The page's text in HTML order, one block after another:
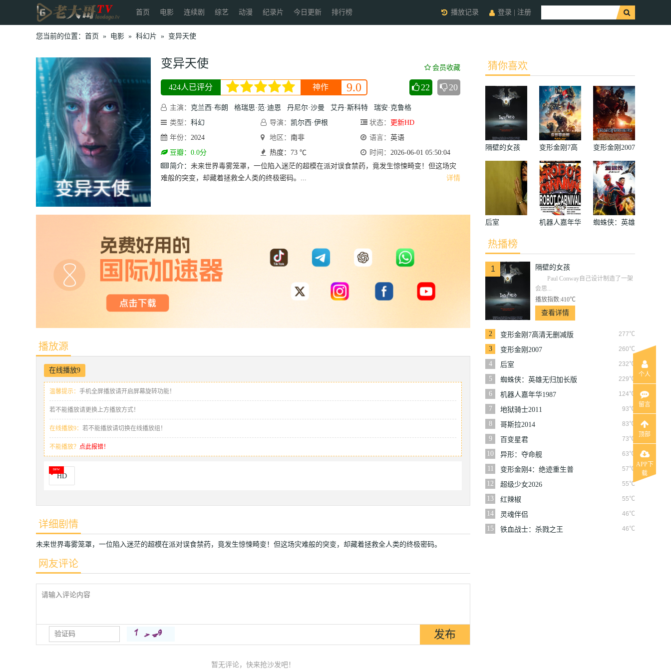
首页 电影 连续剧 综艺 动漫 纪录片 今日更新 排行榜 登录 注册
播放记录
您当前的位置： 首页 » 电影 » 科幻片 » 变异天使
变异天使 会员收藏
424人已评分 神作 9.0 22 20
主演： 克兰西·布朗 格瑞思·范·迪恩 丹尼尔·沙曼 艾丹·斯科特
瑞安·克鲁格
类型： 科幻 导演： 凯尔西·伊根 状态：
更新HD
年份： 2024 地区： 南非 语言： 英语
豆瓣：0.0分
热度：73 ℃ 时间： 2026-06-01 05:50:04
简介：
详情
未来世界毒雾笼罩，一位陷入迷茫的超模在派对误食禁药，竟发生惊悚畸变！但这场灾
难般的突变，却藏着拯救全人类的终极密码。...
播放源
在线播放9
温馨提示： 手机全屏播放请开启屏幕旋转功能！
若不能播放请更换上方播放方式！
在线播放9： 若不能播放请切换在线播放组！
不能播放？ 点此报错！
HD
详细剧情
未来世界毒雾笼罩，一位陷入迷茫的超模在派对误食禁药，竟发生惊悚畸变！但这场灾难般的突变，却藏着拯救全人类的终极密码。
网友评论
暂无评论，快来抢沙发吧！
猜你喜欢
隔壁的女孩
变形金刚7高
清无删减版
变形金刚2007
后室
机器人嘉年华
蜘蛛侠：英雄
热播榜
1 隔壁的女孩
Paul Conway自己设计制造了一架
会思...
播放指数:410℃
查看详情
2 277℃
变形金刚7高清无删减版
3
260℃
变形金刚2007
4
232℃
后室
5
229℃
蜘蛛侠：英雄无归加长版
6
124℃
机器人嘉年华1987
7
93℃
地狱骑士2011
8
83℃
哥斯拉2014
9
73℃
百变星君
10
63℃
异形：夺命舰
11
57℃
变形金刚4：绝迹重生普
通话版
12 55℃
超级少女2026
13
55℃
红辣椒
14
46℃
灵魂伴侣
15
46℃
铁血战士：杀戮之王
个人
留言
顶部
APP下
载